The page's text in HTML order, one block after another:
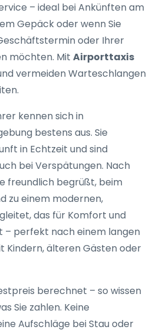
– ideal bei Ankünften am
Gepäck oder wenn Sie
oder Ihrer
möchten. Mit Airporttaxis
vermeiden Warteschlangen
kennen sich in
bestens aus. Sie
in Echtzeit und sind
bei Verspätungen. Nach
freundlich begrüßt, beim
zu einem modernen,
das für Komfort und
– perfekt nach einem langen
Kindern, älteren Gästen oder
berechnet – so wissen
Sie zahlen. Keine
Aufschläge bei Stau oder